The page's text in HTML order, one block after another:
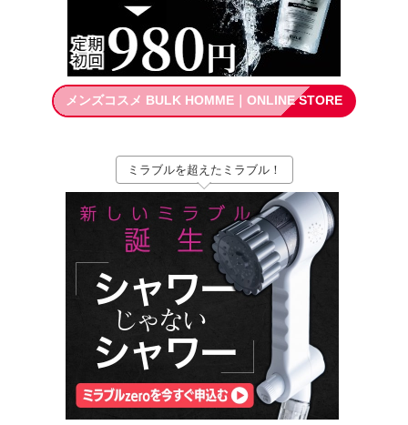
メンズコスメ BULK HOMME｜ONLINE STORE
ミラブルを超えたミラブル！